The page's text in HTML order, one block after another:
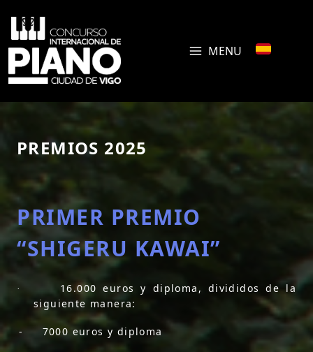
MENU
PREMIOS 2025
PRIMER PREMIO
“SHIGERU KAWAI”
·
16.000 euros y diploma, divididos de la
siguiente manera:
- 7000 euros y diploma